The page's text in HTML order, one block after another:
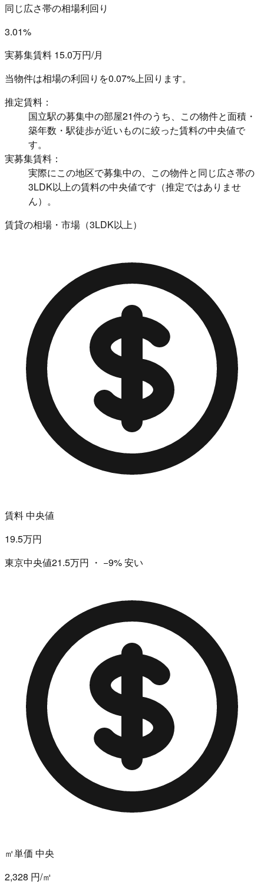
同じ広さ帯の相場利回り
3.01%
実募集賃料 15.0万円/月
当物件は相場の利回りを0.07%上回ります。
推定賃料：
国立駅の募集中の部屋21件のうち、この物件と面積・
築年数・駅徒歩が近いものに絞った賃料の中央値で
す。
実募集賃料：
実際にこの地区で募集中の、この物件と同じ広さ帯の
3LDK以上の賃料の中央値です（推定ではありませ
ん）。
賃貸の相場・市場（3LDK以上）
賃料 中央値
19.5万円
東京中央値21.5万円 ・ −9%安い
㎡単価 中央
2,328 円/㎡